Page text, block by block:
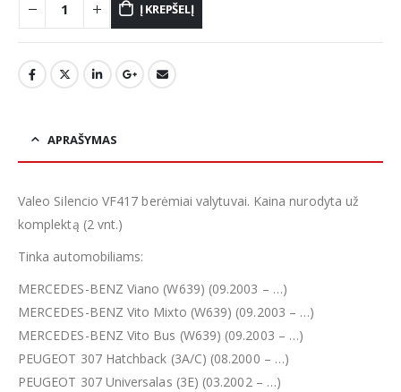
Į KREPŠELĮ
APRAŠYMAS
Valeo Silencio VF417 berėmiai valytuvai. Kaina nurodyta už
komplektą (2 vnt.)
Tinka automobiliams:
MERCEDES-BENZ Viano (W639) (09.2003 – …)
MERCEDES-BENZ Vito Mixto (W639) (09.2003 – …)
MERCEDES-BENZ Vito Bus (W639) (09.2003 – …)
PEUGEOT 307 Hatchback (3A/C) (08.2000 – …)
PEUGEOT 307 Universalas (3E) (03.2002 – …)